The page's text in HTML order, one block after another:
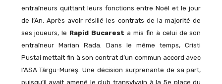
entraîneurs quittant leurs fonctions entre Noël et le jour
de l’An. Après avoir résilié les contrats de la majorité de
ses joueurs, le Rapid Bucarest a mis fin à celui de son
entraîneur Marian Rada. Dans le même temps, Cristi
Pustai mettait fin à son contrat d’un commun accord avec
l’ASA Târgu-Mureş. Une décision surprenante de sa part,
puisqu’il avait amené le club transylvain à la 5e place du